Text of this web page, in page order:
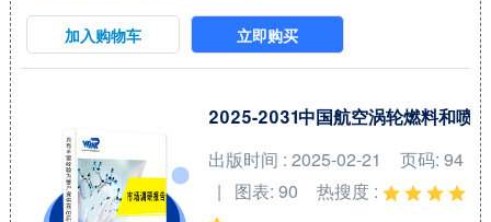
较快，2022年市场规模为 百万美
元，约占全球的 %，预计2029年
将达到 %。 全球水电解制氢催化
Production from Water
Electrolysis）核心厂商包括田中
加入购物车 立即购买
2025-2031中国航空涡轮燃料和喷
出版时间 : 2025-02-21
页码: 94
| 图表: 90
热搜度 :